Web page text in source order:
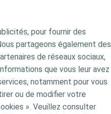
pour fournir des
partageons également des
de réseaux sociaux,
que vous leur avez
notamment pour vous
ou de modifier votre
». Veuillez consulter